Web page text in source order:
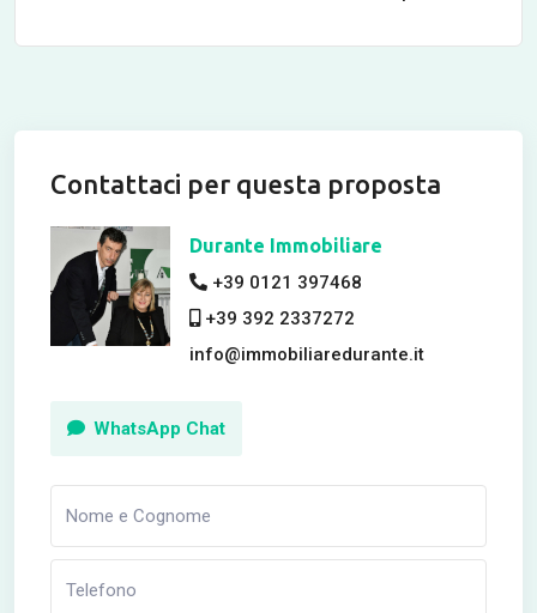
Contattaci per questa proposta
Durante Immobiliare
+39 0121 397468
+39 392 2337272
info@immobiliaredurante.it
WhatsApp Chat